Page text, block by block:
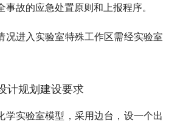
故的应急处置原则和上报程序。
况进入实验室特殊工作区需经实验室
计规划建设要求
学实验室模型，采用边台，设一个出